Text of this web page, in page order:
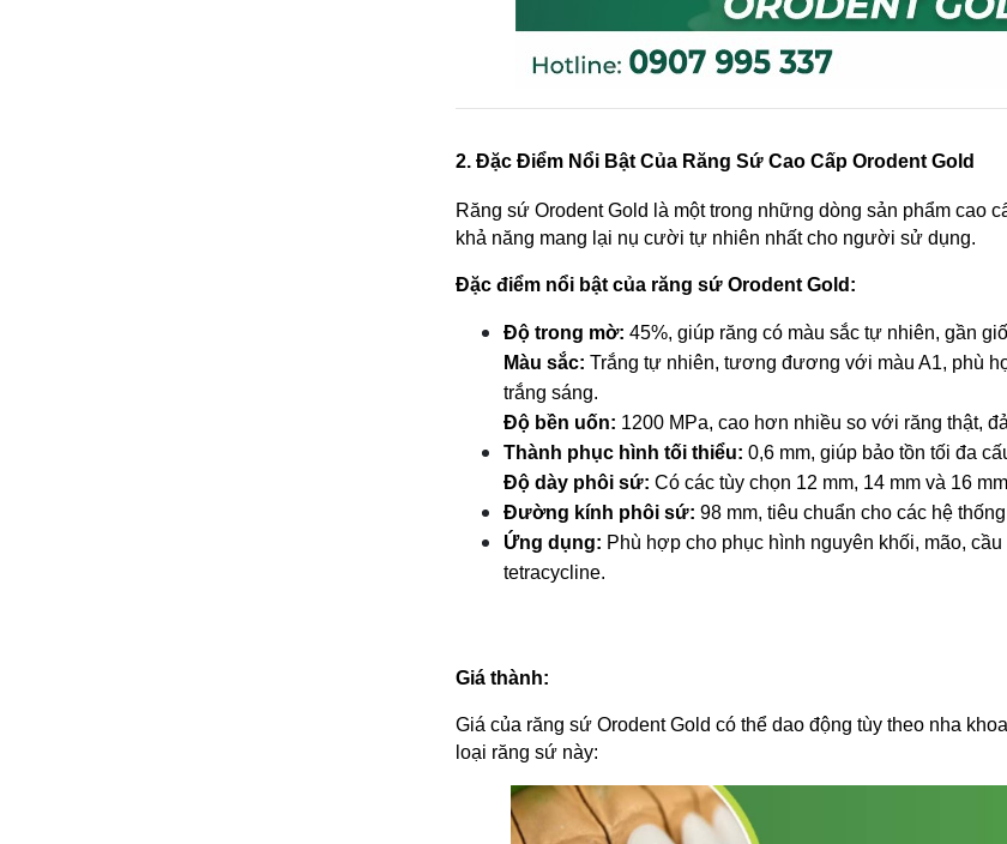
2. Đặc Điểm Nổi Bật Của Răng Sứ Cao Cấp Orodent Gold
Răng sứ Orodent Gold là một trong những dòng sản phẩm
khả năng mang lại nụ cười tự nhiên nhất cho người sử dụng.
Đặc điểm nổi bật của răng sứ Orodent Gold:
Độ trong mờ: 45%, giúp răng có màu sắc tự nhiên, gần
Màu sắc: Trắng tự nhiên, tương đương với màu A1, phù
trắng sáng.
Độ bền uốn: 1200 MPa, cao hơn nhiều so với răng thật,
Thành phục hình tối thiểu: 0,6 mm, giúp bảo tồn tối đa
Độ dày phôi sứ: Có các tùy chọn 12 mm, 14 mm và 16
Đường kính phôi sứ: 98 mm, tiêu chuẩn cho các hệ
Ứng dụng: Phù hợp cho phục hình nguyên khối, mão,
tetracycline.
Giá thành:
Giá của răng sứ Orodent Gold có thể dao động tùy theo nha
loại răng sứ này: